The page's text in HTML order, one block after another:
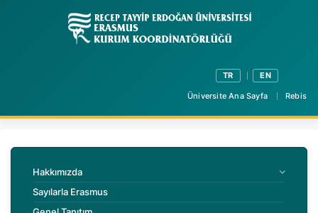
TR EN
Üniversite Ana Sayfa Rebis
Hakkımızda
Sayılarla Erasmus